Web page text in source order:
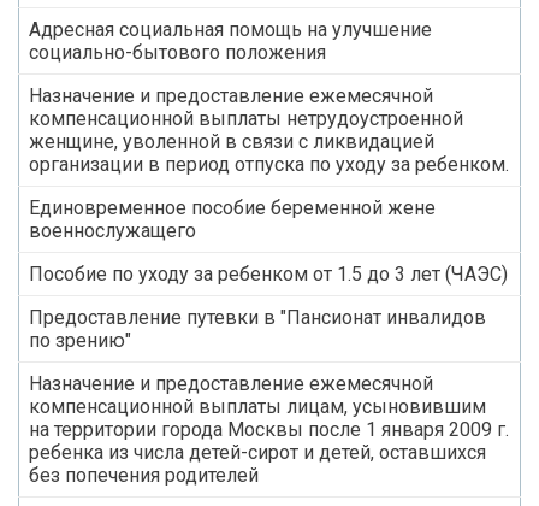
Адресная социальная помощь на улучшение
социально-бытового положения
Назначение и предоставление ежемесячной
компенсационной выплаты нетрудоустроенной
женщине, уволенной в связи с ликвидацией
организации в период отпуска по уходу за ребенком.
Единовременное пособие беременной жене
военнослужащего
Пособие по уходу за ребенком от 1.5 до 3 лет (ЧАЭС)
Предоставление путевки в "Пансионат инвалидов
по зрению"
Назначение и предоставление ежемесячной
компенсационной выплаты лицам, усыновившим
на территории города Москвы после 1 января 2009 г.
ребенка из числа детей-сирот и детей, оставшихся
без попечения родителей